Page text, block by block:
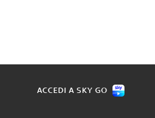
ACCEDI A SKY GO